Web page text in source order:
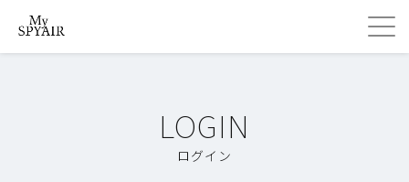
ログイン